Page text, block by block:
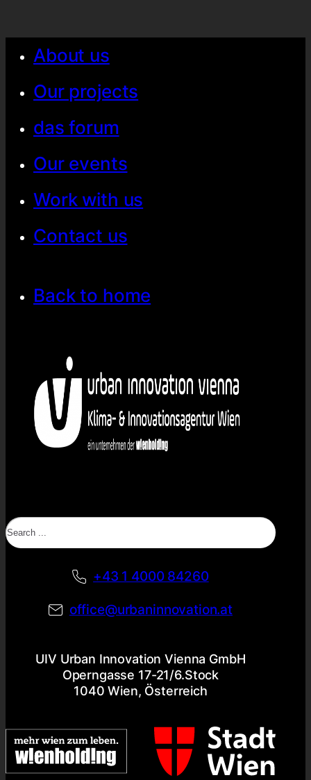
About us
Our projects
das forum
Our events
Work with us
Contact us
Back to home
Search
+43 1 4000 84260
office@urbaninnovation.at
UIV Urban Innovation Vienna GmbH
Operngasse 17-21/6.Stock
1040 Wien, Österreich